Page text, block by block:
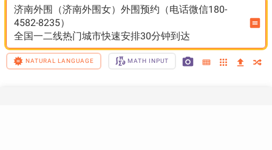
济南外围（济南外围女）外围预约（电话微信180-
4582-8235）
全国一二线热门城市快速安排30分钟到达
NATURAL LANGUAGE MATH INPUT